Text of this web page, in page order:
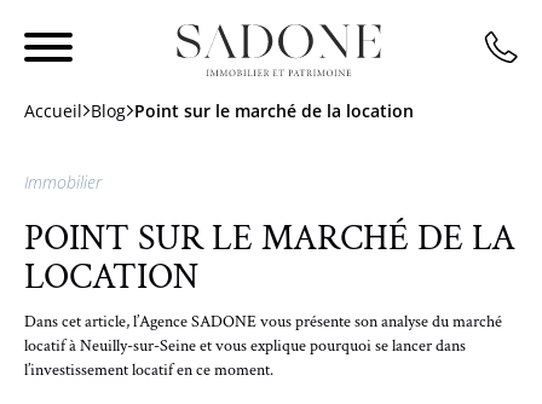
Accueil Blog Point sur le marché de la location
Immobilier
POINT SUR LE MARCHÉ DE LA
LOCATION
Dans cet article, l’Agence SADONE vous présente son analyse du marché
locatif à Neuilly-sur-Seine et vous explique pourquoi se lancer dans
l’investissement locatif en ce moment.